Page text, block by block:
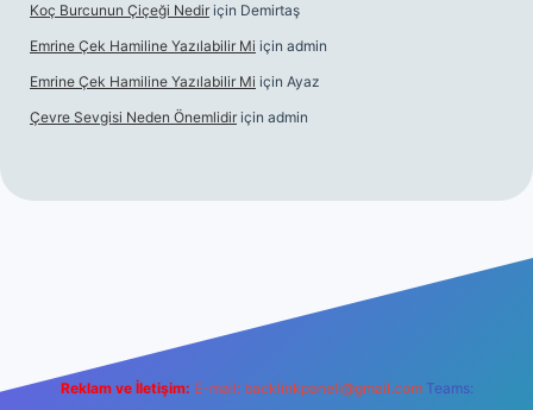
Koç Burcunun Çiçeği Nedir için Demirtaş
Emrine Çek Hamiline Yazılabilir Mi için admin
Emrine Çek Hamiline Yazılabilir Mi için Ayaz
Çevre Sevgisi Neden Önemlidir için admin
Reklam ve İletişim: E-mail: backlinkpaneli@gmail.com Teams: